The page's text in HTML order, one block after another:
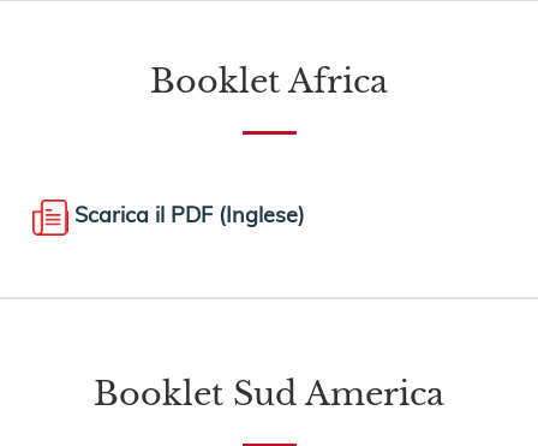
Booklet Africa
Scarica il PDF (Inglese)
Booklet Sud America